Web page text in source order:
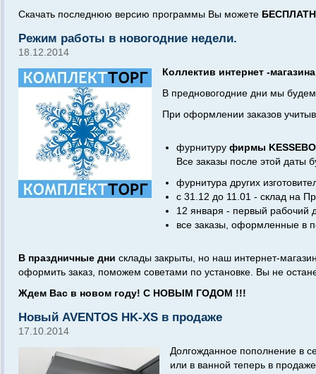
Скачать последнюю версию программы Вы можете
Режим работы в новогодние недели.
18.12.2014
Коллектив интернет -
В предновогодние дни мы
При оформлении заказов
фурнитуру фирмы
Все заказы после этой даты
фурнитура других
с 31.12 до 11.01 - склад на
12 января - первый рабочий
все заказы, оформленные в
В праздничные дни склады закрыты, но наш интернет-
оформить заказ, поможем советами по установке. Вы не
Ждем Вас в новом году! С НОВЫМ ГОДОМ !!!
Новый AVENTOS HK-XS в продаже
17.10.2014
Долгожданное пополнение в
или в ванной теперь в